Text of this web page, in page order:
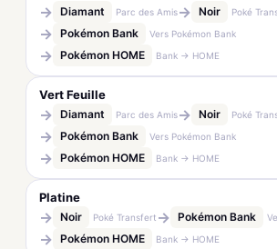
→ Diamant Parc des Amis→ Noir Poké
→ Pokémon Bank Vers Pokémon Bank
→ Pokémon HOME Bank → HOME
Vert Feuille
→ Diamant Parc des Amis→ Noir Poké
→ Pokémon Bank Vers Pokémon Bank
→ Pokémon HOME Bank → HOME
Platine
→ Noir Poké Transfert → Pokémon Bank
→ Pokémon HOME Bank → HOME